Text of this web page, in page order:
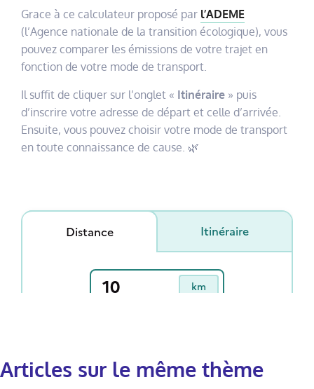
Grace à ce calculateur proposé par l’ADEME
(l’Agence nationale de la transition écologique), vous
pouvez comparer les émissions de votre trajet en
fonction de votre mode de transport.
Il suffit de cliquer sur l’onglet « Itinéraire » puis
d’inscrire votre adresse de départ et celle d’arrivée.
Ensuite, vous pouvez choisir votre mode de transport
en toute connaissance de cause. 🌿
Articles sur le même thème